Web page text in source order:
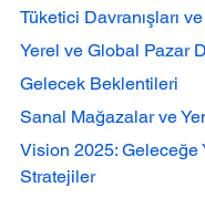
Tüketici Davranışları
Yerel ve Global Pazar
Gelecek Beklentileri
Sanal Mağazalar ve
Vision 2025: Geleceğe
Stratejiler